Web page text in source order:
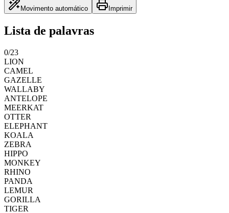
Movimento automático Imprimir
Lista de palavras
0/23
LION
CAMEL
GAZELLE
WALLABY
ANTELOPE
MEERKAT
OTTER
ELEPHANT
KOALA
ZEBRA
HIPPO
MONKEY
RHINO
PANDA
LEMUR
GORILLA
TIGER